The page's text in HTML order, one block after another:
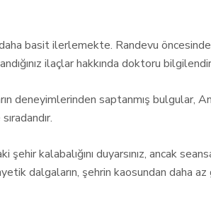
basit ilerlemekte. Randevu
ilaçlar hakkında doktoru
deneyimlerinden saptanmış bulgular,
kalabalığını duyarsınız, ancak
dalgaların, şehrin kaosundan daha